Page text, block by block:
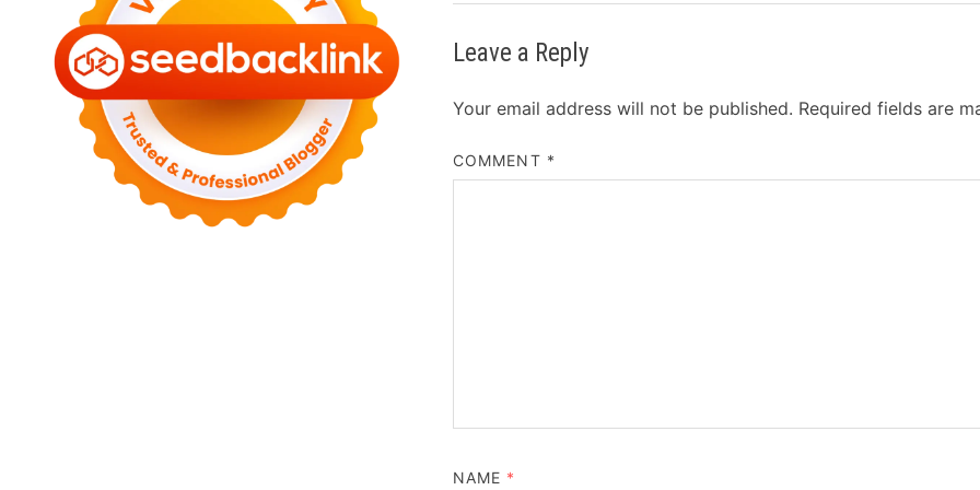
Leave a Reply
Your email address will not be published. Required fields are
COMMENT *
NAME *